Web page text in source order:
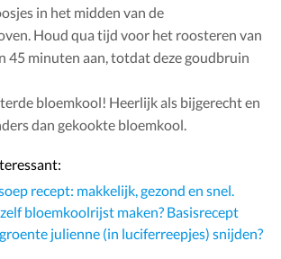
in het midden van de
Houd qua tijd voor het roosteren van
45 minuten aan, totdat deze goudbruin
bloemkool! Heerlijk als bijgerecht en
dan gekookte bloemkool.
recept: makkelijk, gezond en snel.
bloemkoolrijst maken? Basisrecept
julienne (in luciferreepjes) snijden?